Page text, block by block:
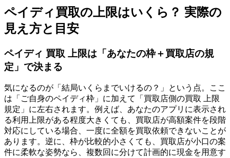
ペイディ買取の上限はいくら？ 実際の
見え方と目安
ペイディ 買取 上限は「あなたの枠＋買取店の規
定」で決まる
気になるのが「結局いくらまでいけるの？」という点。ここ
は「ご自身のペイディ枠」に加えて「買取店側の買取 上限
規定」に左右されます。例えば、あなたのアプリに表示され
る利用上限がある程度大きくても、買取店が高額案件を段階
対応にしている場合、一度に全額を買取依頼できないことが
あります。逆に、枠が比較的小さくても、買取店が小口の案
件に柔軟な姿勢なら、複数回に分けて計画的に現金を用意す